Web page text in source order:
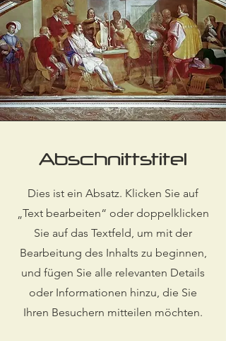
Abschnittstitel
Dies ist ein Absatz. Klicken Sie auf
„Text bearbeiten“ oder doppelklicken
Sie auf das Textfeld, um mit der
Bearbeitung des Inhalts zu beginnen,
und fügen Sie alle relevanten Details
oder Informationen hinzu, die Sie
Ihren Besuchern mitteilen möchten.